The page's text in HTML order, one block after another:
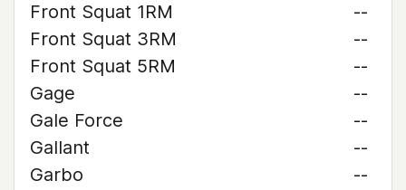
Front Squat 1RM
--
Front Squat 3RM
--
Front Squat 5RM
--
Gage
--
Gale Force
--
Gallant
--
Garbo
--